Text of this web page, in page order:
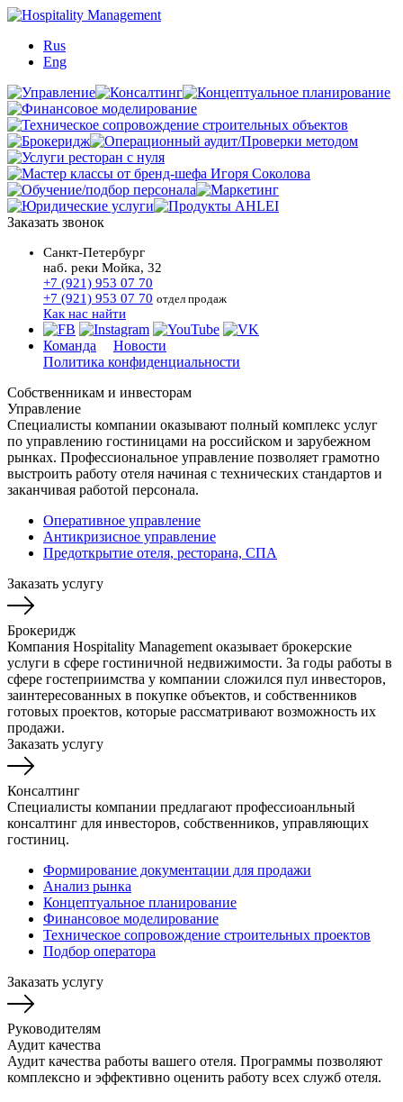
Rus
Eng
Заказать звонок
Санкт-Петербург
наб. реки Мойка, 32
+7 (921) 953 07 70
+7 (921) 953 07 70 отдел продаж
Как нас найти
Команда
Новости
Политика конфиденциальности
Собственникам и инвесторам
Управление
Специалисты компании оказывают полный комплекс услуг
по управлению гостиницами на российском и зарубежном
рынках. Профессиональное управление позволяет грамотно
выстроить работу отеля начиная с технических стандартов и
заканчивая работой персонала.
Оперативное управление
Антикризисное управление
Предоткрытие отеля, ресторана, СПА
Заказать услугу
Брокеридж
Компания Hospitality Management оказывает брокерские
услуги в сфере гостиничной недвижимости. За годы работы в
сфере гостеприимства у компании сложился пул инвесторов,
заинтересованных в покупке объектов, и собственников
готовых проектов, которые рассматривают возможность их
продажи.
Заказать услугу
Консалтинг
Специалисты компании предлагают профессиоанльный
консалтинг для инвесторов, собственников, управляющих
гостиниц.
Формирование документации для продажи
Анализ рынка
Концептуальное планирование
Финансовое моделирование
Техническое сопровождение строительных проектов
Подбор оператора
Заказать услугу
Руководителям
Аудит качества
Аудит качества работы вашего отеля. Программы позволяют
комплексно и эффективно оценить работу всех служб отеля.